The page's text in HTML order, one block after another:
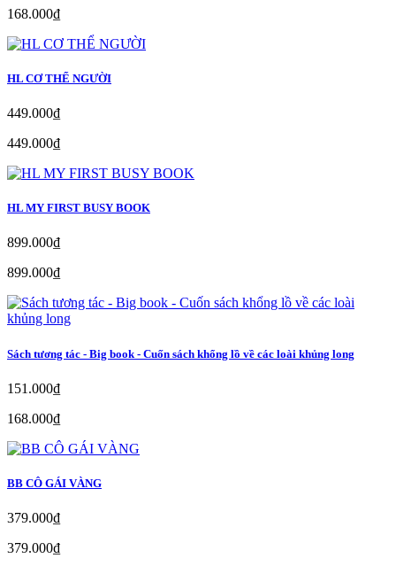
168.000₫
HL CƠ THỂ NGƯỜI
449.000₫
449.000₫
HL MY FIRST BUSY BOOK
899.000₫
899.000₫
Sách tương tác - Big book - Cuốn sách khổng lồ về các loài khủng long
151.000₫
168.000₫
BB CÔ GÁI VÀNG
379.000₫
379.000₫